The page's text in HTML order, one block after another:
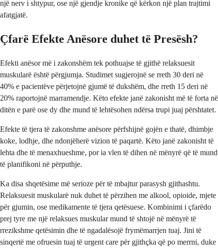
një nerv i shtypur, ose një gjendje kronike që kërkon një plan trajtimi
afatgjatë.
Çfarë Efekte Anësore duhet të Presësh?
Efekti anësor më i zakonshëm tek pothuajse të gjithë relaksuesit
muskularë është përgjumja. Studimet sugjerojnë se rreth 30 deri në
40% e pacientëve përjetojnë gjumë të dukshëm, dhe rreth 15 deri në
20% raportojnë marramendje. Këto efekte janë zakonisht më të forta në
ditën e parë ose dy dhe mund të lehtësohen ndërsa trupi juaj përshtatet.
Efekte të tjera të zakonshme anësore përfshijnë gojën e thatë, dhimbje
koke, lodhje, dhe ndonjëherë vizion të paqartë. Këto janë zakonisht të
lehta dhe të menaxhueshme, por ia vlen të dihen në mënyrë që të mund
të planifikoni në përputhje.
Ka disa shqetësime më serioze për të mbajtur parasysh gjithashtu.
Relaksuesit muskularë nuk duhet të përzihen me alkool, opioide, mjete
për gjumin, ose medikamente të tjera qetësuese. Kombinimi i çfarëdo
prej tyre me një relaksues muskular mund të shtojë në mënyrë të
rrezikshme qetësimin dhe të ngadalësojë frymëmarrjen tuaj. Jini të
sinqertë me ofruesin tuaj të urgent care për gjithçka që po merrni, duke